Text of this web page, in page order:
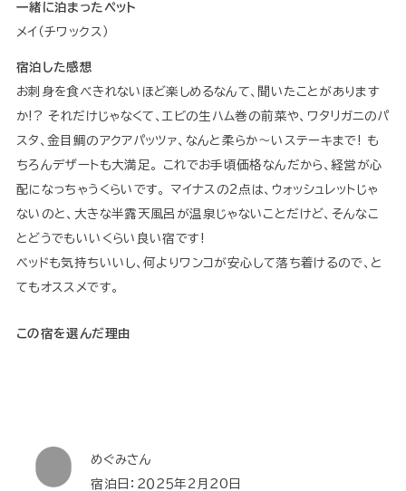
一緒に泊まったペット
メイ（チワックス）
宿泊した感想
お刺身を食べきれないほど楽しめるなんて、聞いたことがあります
か!? それだけじゃなくて、エビの生ハム巻の前菜や、ワタリガニのパ
スタ、金目鯛のアクアパッツァ、なんと柔らか〜いステーキまで! も
ちろんデザートも大満足。 これでお手頃価格なんだから、経営が心
配になっちゃうくらいです。 マイナスの2点は、ウォッシュレットじゃ
ないのと、大きな半露天風呂が温泉じゃないことだけど、そんなこ
とどうでもいいくらい良い宿です!
ベッドも気持ちいいし、何よりワンコが安心して落ち着けるので、と
てもオススメです。
この宿を選んだ理由
めぐみさん
宿泊日：２０２５年2月２0日